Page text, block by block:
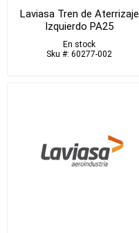
Laviasa Tren de Aterrizaje
Izquierdo PA25
En stock
Sku #: 60277-002